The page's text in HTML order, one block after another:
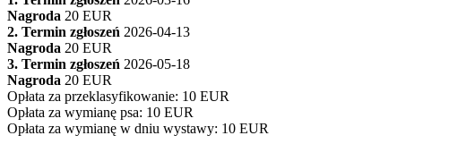
Nagroda 20 EUR
2. Termin zgłoszeń 2026-04-13
Nagroda 20 EUR
3. Termin zgłoszeń 2026-05-18
Nagroda 20 EUR
Opłata za przeklasyfikowanie: 10 EUR
Opłata za wymianę psa: 10 EUR
Opłata za wymianę w dniu wystawy: 10 EUR